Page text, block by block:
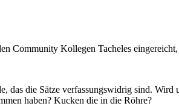
Community Kollegen Tacheles
das die Sätze verfassungswidrig sind.
haben? Kucken die in die Röhre?